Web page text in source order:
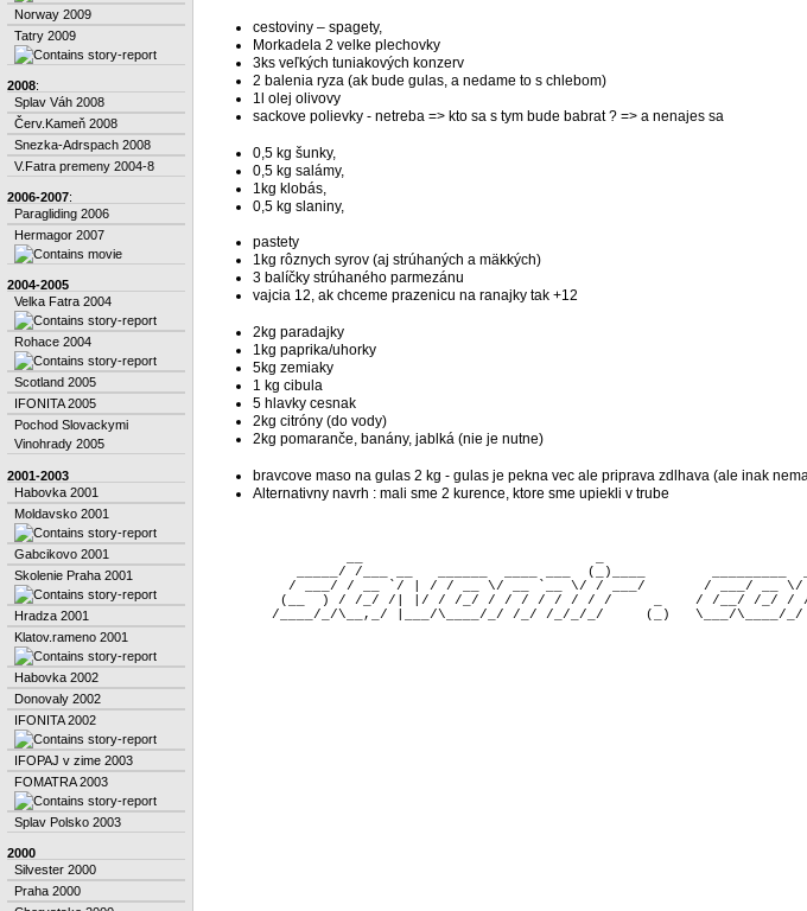
Norway 2009
Tatry 2009
2008:
Splav Váh 2008
Červ.Kameň 2008
Snezka-Adrspach 2008
V.Fatra premeny 2004-8
2006-2007:
Paragliding 2006
Hermagor 2007
2004-2005
Velka Fatra 2004
Rohace 2004
Scotland 2005
IFONITA 2005
Pochod Slovackymi
Vinohrady 2005
2001-2003
Habovka 2001
Moldavsko 2001
Gabcikovo 2001
Skolenie Praha 2001
Hradza 2001
Klatov.rameno 2001
Habovka 2002
Donovaly 2002
IFONITA 2002
IFOPAJ v zime 2003
FOMATRA 2003
Splav Polsko 2003
2000
Silvester 2000
Praha 2000
cestoviny – spagety,
Morkadela 2 velke plechovky
3ks veľkých tuniakových konzerv
2 balenia ryza (ak bude gulas, a nedame to s chlebom)
1l olej olivovy
sackove polievky - netreba => kto sa s tym bude babrat ? => a nenajes sa
0,5 kg šunky,
0,5 kg salámy,
1kg klobás,
0,5 kg slaniny,
pastety
1kg rôznych syrov (aj strúhaných a mäkkých)
3 balíčky strúhaného parmezánu
vajcia 12, ak chceme prazenicu na ranajky tak +12
2kg paradajky
1kg paprika/uhorky
5kg zemiaky
1 kg cibula
5 hlavky cesnak
2kg citróny (do vody)
2kg pomaranče, banány, jablká (nie je nutne)
bravcove maso na gulas 2 kg - gulas je pekna vec ale priprava zdlhava (ale inak
Alternativny navrh : mali sme 2 kurence, ktore sme upiekli v trube
_____/ /___ __   ______  ____ ___  (_)____        _________
/ ___/ / __ `/ | / / __ \/ __ `__ \/ / ___/       / ___/ __ \/
(__  ) / /_/ /| |/ / /_/ / / / / / / / /     _    / /__/ /_/ /